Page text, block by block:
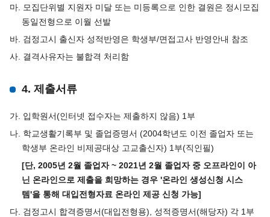
마. 모집단위별 지원자 미달 또는 미등록으로 인한 결원은 정시모집
동일전형으로 이월 선발
바. 검정고시 출신자 성적반영은 학생부/면접고사 반영안내 참조
사. 결격사유자는 불합격 처리함
4. 제출서류
가. 입학원서(인터넷 접수자는 제출하지 않음) 1부
나. 학교생활기록부 및 졸업증명서 (2004학년도 이전 졸업자 또는
학생부 온라인 비제공대상 고교출신자) 1부(직인필)
[단, 2005년 2월 졸업자 ~ 2021년 2월 졸업자 중 오프라인이 아
닌 온라인으로 제출을 희망하는 경우 '온라인 생성신청 시스
템'을 통해 대입전형자료 온라인 제공 신청 가능]
다. 검정고시 합격증명서(대입전형용), 성적증명서(해당자) 각 1부